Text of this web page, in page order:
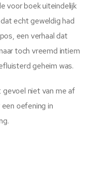
voor boek uiteindelijk
echt geweldig had
een verhaal dat
toch vreemd intiem
geheim was.
gevoel niet van me af
oefening in